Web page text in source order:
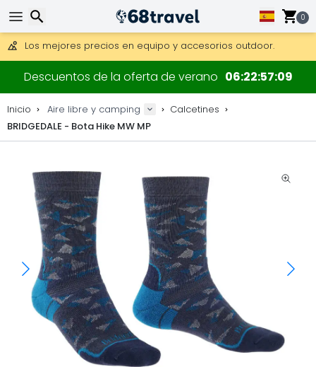
0
Envío DHL 1 día disponible.
30 días para devoluciones, 90 días para mapas de madera
Los mejores precios en equipo y accesorios outdoor.
Descuentos de la oferta de verano 06225709
Inicio Aire libre y camping
Calcetines
BRIDGEDALE - Bota Hike MW MP
Buscar